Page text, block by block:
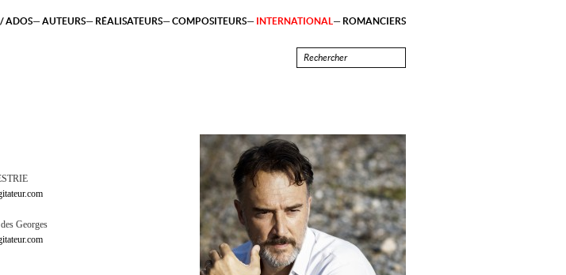
ADOS AUTEURS RÉALISATEURS COMPOSITEURS INTERNATIONAL ROMANCIERS
Georges